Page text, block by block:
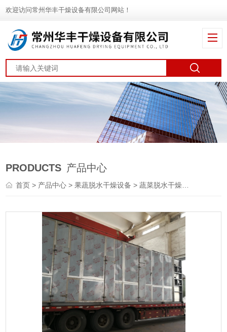
欢迎访问常州华丰干燥设备有限公司网站！
PRODUCTS 产品中心
首页> 产品中心 >果蔬脱水干燥设备 >蔬菜脱水干燥机